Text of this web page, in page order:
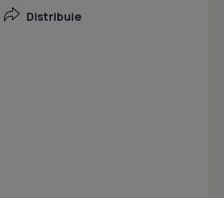
Distribuie